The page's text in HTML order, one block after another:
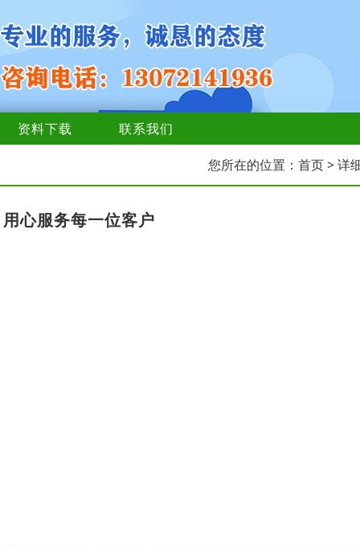
资料下载 联系我们
您所在的位置： 首页> 详
心服务每一位客户